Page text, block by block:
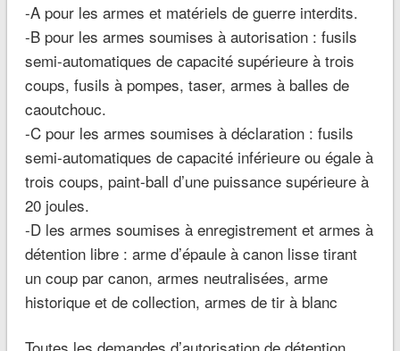
-A pour les armes et matériels de guerre interdits.
-B pour les armes soumises à autorisation : fusils
semi-automatiques de capacité supérieure à trois
coups, fusils à pompes, taser, armes à balles de
caoutchouc.
-C pour les armes soumises à déclaration : fusils
semi-automatiques de capacité inférieure ou égale à
trois coups, paint-ball d’une puissance supérieure à
20 joules.
-D les armes soumises à enregistrement et armes à
détention libre : arme d’épaule à canon lisse tirant
un coup par canon, armes neutralisées, arme
historique et de collection, armes de tir à blanc